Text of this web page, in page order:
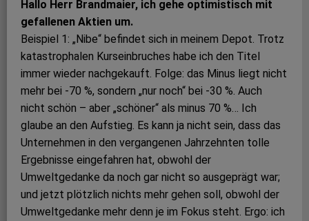
Hallo Herr Brandmaier, ich gehe optimistisch mit
gefallenen Aktien um.
Beispiel 1: „Nibe“ befindet sich in meinem Depot. Trotz
katastrophalen Kurseinbruches habe ich den Titel
immer wieder nachgekauft. Folge: das Minus liegt nicht
mehr bei -70 %, sondern „nur noch“ bei -30 %. Auch
nicht schön – aber „schöner“ als minus 70 %… Ich
glaube an den Aufstieg. Es kann ja nicht sein, dass das
Unternehmen in den vergangenen Jahrzehnten tolle
Ergebnisse eingefahren hat, obwohl der
Umweltgedanke da noch gar nicht so ausgeprägt war;
und jetzt plötzlich nichts mehr gehen soll, obwohl der
Umweltgedanke mehr denn je im Fokus steht. Ergo: ich